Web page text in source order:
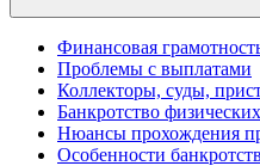
Финансовая
Проблемы с выплатами
Коллекторы, суды,
Банкротство
Нюансы прохождения
Особенности